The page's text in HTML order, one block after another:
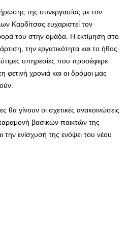
της συνεργασίας με τον
Καρδίτσας ευχαριστεί τον
του στην ομάδα. Η εκτίμηση στο
την εργατικότητα και το ήθος
υπηρεσίες που προσέφερε
φετινή χρονιά και οι δρόμοι μας
θα γίνουν οι σχετικές ανακοινώσεις
βασικών παικτών της
ενίσχυσή της ενόψει του νέου